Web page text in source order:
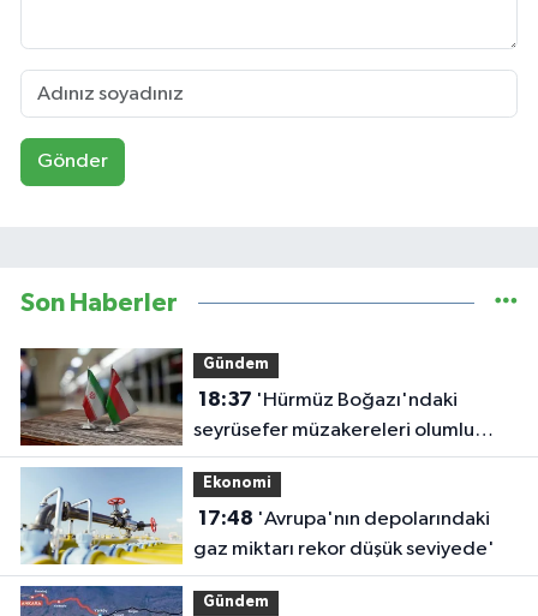
Gönder
Son Haberler
Gündem
18:37
seyrüsefer müzakereleri olumlu
ilerliyor'
Ekonomi
17:48
gaz miktarı rekor düşük seviyede'
Gündem